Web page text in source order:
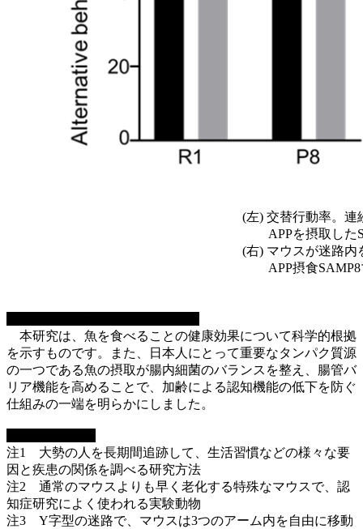
(左) 交替行動率。連続で
APPを摂取したSAMP8
(右) マウスが迷路内を
APP摂食SAMP8マウス
本研究は、魚を食べることの健康効果について科学的根拠
を示すものです。また、日本人にとって重要なタンパク質源
の一つである魚の摂取が腸内細菌のバランスを整え、腸管バ
リア機能を高めることで、加齢による認知機能の低下を防ぐ
仕組みの一端を明らかにしました。
注1 大勢の人を長期間追跡して、生活習慣などの様々な要
因と疾患の関係を調べる研究方法
注2 通常のマウスよりも早く老化する特殊なマウスで、認
知症研究によく使われる実験動物
注3 Y字型の迷路で、マウスは3つのアーム内を自由に移動